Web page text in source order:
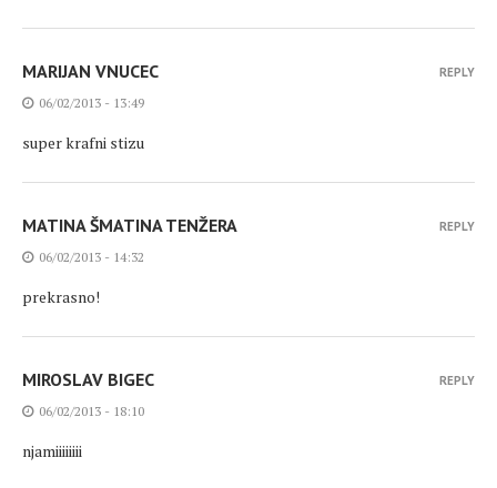
MARIJAN VNUCEC
06/02/2013 - 13:49
super krafni stizu
REPLY
MATINA ŠMATINA TENŽERA
06/02/2013 - 14:32
prekrasno!
REPLY
MIROSLAV BIGEC
06/02/2013 - 18:10
njamiiiiiiii
REPLY